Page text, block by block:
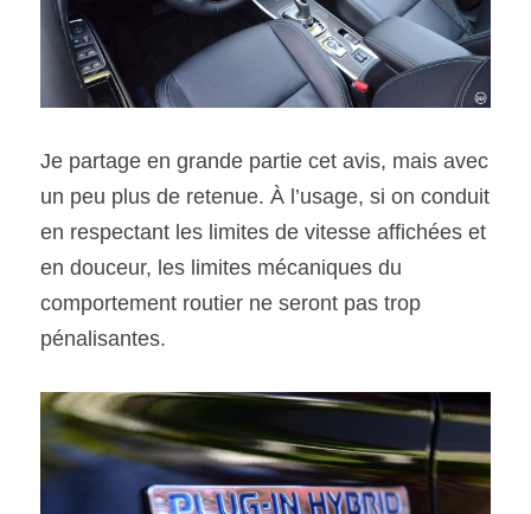
Je partage en grande partie cet avis, mais avec
un peu plus de retenue. À l’usage, si on conduit
en respectant les limites de vitesse affichées et
en douceur, les limites mécaniques du
comportement routier ne seront pas trop
pénalisantes.